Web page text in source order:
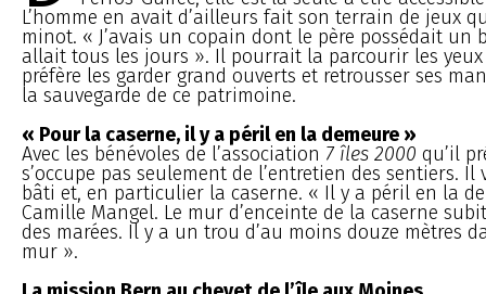
L’homme en avait d’ailleurs fait son terrain de jeux
minot. « J’avais un copain dont le père possédait un
allait tous les jours ». Il pourrait la parcourir les
préfère les garder grand ouverts et retrousser ses
la sauvegarde de ce patrimoine.
« Pour la caserne, il y a péril en la demeure »
Avec les bénévoles de l’association 7 îles 2000 qu’il
s’occupe pas seulement de l’entretien des sentiers.
bâti et, en particulier la caserne. « Il y a péril en la
Camille Mangel. Le mur d’enceinte de la caserne
des marées. Il y a un trou d’au moins douze mètres
mur ».